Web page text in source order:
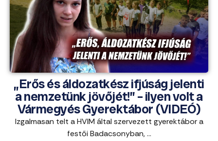
„Erős és áldozatkész ifjúság jelenti
a nemzetünk jövőjét!” – ilyen volt a
Vármegyés Gyerektábor (VIDEÓ)
Izgalmasan telt a HVIM által szervezett gyerektábor a
festői Badacsonyban, ...